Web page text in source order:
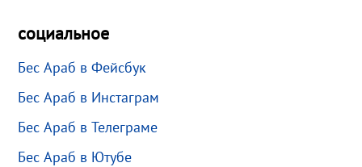
социальное
Бес Араб в Фейсбук
Бес Араб в Инстаграм
Бес Араб в Телеграме
Бес Араб в Ютубе